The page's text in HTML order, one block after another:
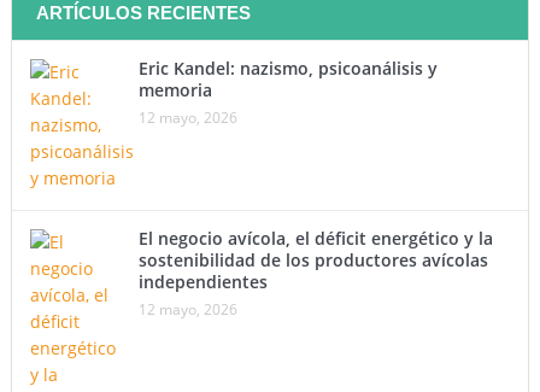
ARTÍCULOS RECIENTES
Eric Kandel: nazismo, psicoanálisis y
memoria
12 mayo, 2026
El negocio avícola, el déficit energético y la
sostenibilidad de los productores avícolas
independientes
12 mayo, 2026